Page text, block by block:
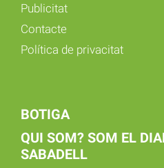
Publicitat
Contacte
Política de privacitat
BOTIGA
QUI SOM? SOM EL
SABADELL